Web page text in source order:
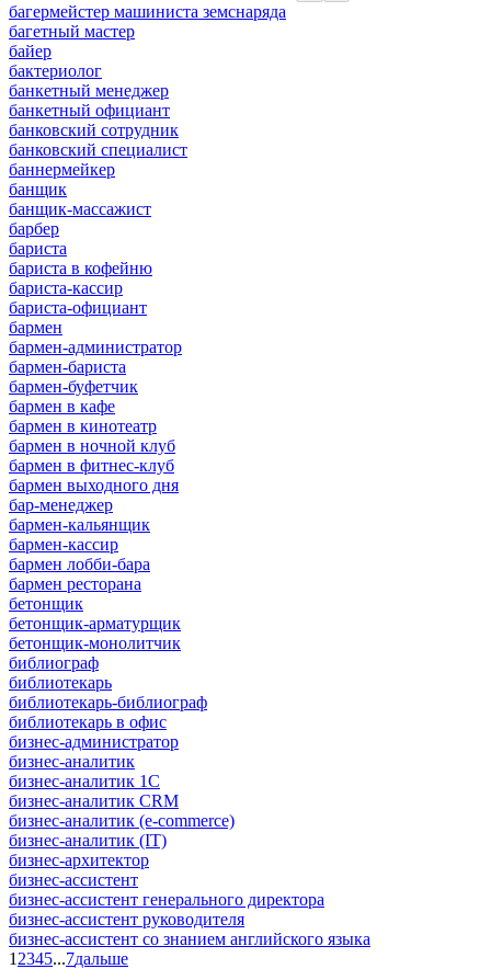
багермейстер машиниста земснаряда
багетный мастер
байер
бактериолог
банкетный менеджер
банкетный официант
банковский сотрудник
банковский специалист
баннермейкер
банщик
банщик-массажист
барбер
бариста
бариста в кофейню
бариста-кассир
бариста-официант
бармен
бармен-администратор
бармен-бариста
бармен-буфетчик
бармен в кафе
бармен в кинотеатр
бармен в ночной клуб
бармен в фитнес-клуб
бармен выходного дня
бар-менеджер
бармен-кальянщик
бармен-кассир
бармен лобби-бара
бармен ресторана
бетонщик
бетонщик-арматурщик
бетонщик-монолитчик
библиограф
библиотекарь
библиотекарь-библиограф
библиотекарь в офис
бизнес-администратор
бизнес-аналитик
бизнес-аналитик 1С
бизнес-аналитик CRM
бизнес-аналитик (e-commerce)
бизнес-аналитик (IT)
бизнес-архитектор
бизнес-ассистент
бизнес-ассистент генерального директора
бизнес-ассистент руководителя
бизнес-ассистент со знанием английского языка
1 2345...7дальше